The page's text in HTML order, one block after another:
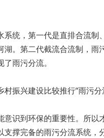
系统，第一代是直排合流
湖。第二代截流合流制，
雨污分流。
振兴建设比较推行“雨污分
意识到环保的重要性。所
支撑完备的雨污分流系统